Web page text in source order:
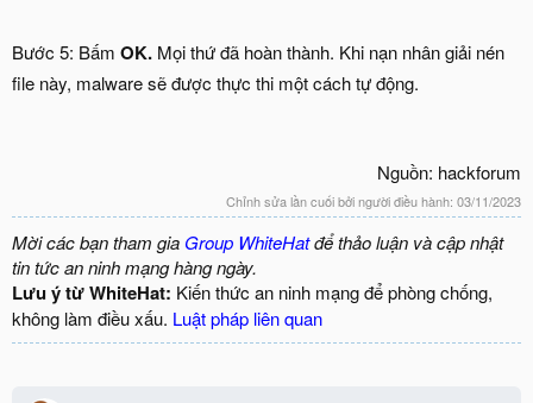
Bước 5: Bấm OK. Mọi thứ đã hoàn thành. Khi nạn nhân giải nén
file này, malware sẽ được thực thi một cách tự động.
Nguồn: hackforum​
Chỉnh sửa lần cuối bởi người điều hành: 03/11/2023
Mời các bạn tham gia Group WhiteHatđể thảo luận và cập nhật
tin tức an ninh mạng hàng ngày.
Lưu ý từ WhiteHat: Kiến thức an ninh mạng để phòng chống,
không làm điều xấu. Luật pháp liên quan